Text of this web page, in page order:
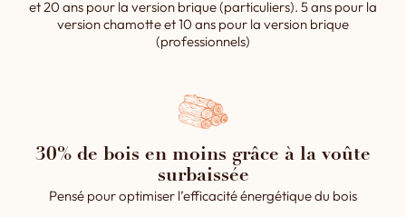
et 20 ans pour la version brique (particuliers). 5 ans pour la
version chamotte et 10 ans pour la version brique
(professionnels)
30% de bois en moins grâce à la voûte
surbaissée
Pensé pour optimiser l’efficacité énergétique du bois